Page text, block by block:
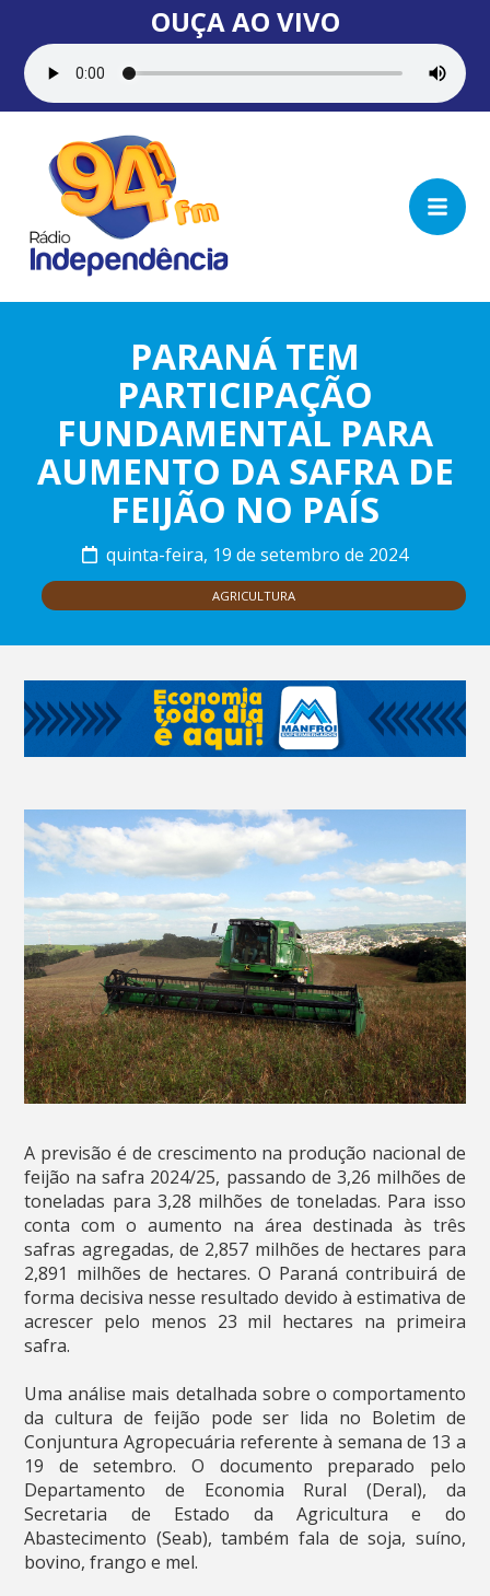
OUÇA AO VIVO
PARANÁ TEM
PARTICIPAÇÃO
FUNDAMENTAL PARA
AUMENTO DA SAFRA DE
FEIJÃO NO PAÍS
quinta-feira, 19 de setembro de 2024
AGRICULTURA
A previsão é de crescimento na produção nacional de
feijão na safra 2024/25, passando de 3,26 milhões de
toneladas para 3,28 milhões de toneladas. Para isso
conta com o aumento na área destinada às três
safras agregadas, de 2,857 milhões de hectares para
2,891 milhões de hectares. O Paraná contribuirá de
forma decisiva nesse resultado devido à estimativa de
acrescer pelo menos 23 mil hectares na primeira
safra.
Uma análise mais detalhada sobre o comportamento
da cultura de feijão pode ser lida no Boletim de
Conjuntura Agropecuária referente à semana de 13 a
19 de setembro. O documento preparado pelo
Departamento de Economia Rural (Deral), da
Secretaria de Estado da Agricultura e do
Abastecimento (Seab), também fala de soja, suíno,
bovino, frango e mel.